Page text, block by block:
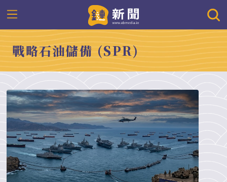
戰略石油儲備 (SPR)